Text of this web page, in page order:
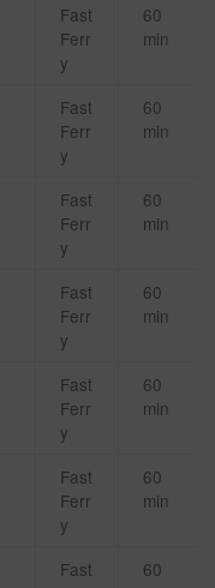
Fast
Ferr
y
60
min
Fast
Ferr
y
60
min
Fast
Ferr
y
60
min
Fast
Ferr
y
60
min
Fast
Ferr
y
60
min
Fast
Ferr
y
60
min
Fast
60